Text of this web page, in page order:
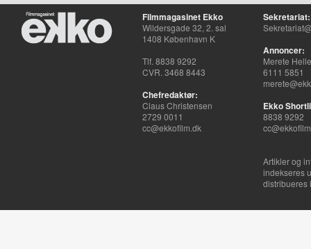
Filmmagasinet Ekko
Wildersgade 32, 2. sal
1408 København K
Tlf. 8838 9292
CVR. 3468 8443
Chefredaktør:
Claus Christensen
2729 0011
cc@ekkofilm.dk
Sekretariat:
Annoncer:
Merete
6111 5851
Ekko
8838 9292
Artikler og
indekseres
distribueres